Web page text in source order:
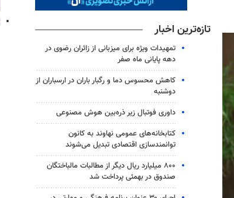
تازه‌ترین اخبار
تمهیدات ویژه برای میزبانی از زائران رضوی در
دهه پایانی ماه صفر
کاهش محسوس دما و رگبار باران در ارسباران از
دوشنبه
داوری فوتبال زیر ذره‌بین هوش مصنوعی
کتابخانه‌های عمومی نهاوند به کانون
توانمندسازی اقتصادی تبدیل می‌شوند
۸۰۰ میلیارد ریال دیگر از مطالبات مالباختگان
صندوق در بهمئی پرداخت شد